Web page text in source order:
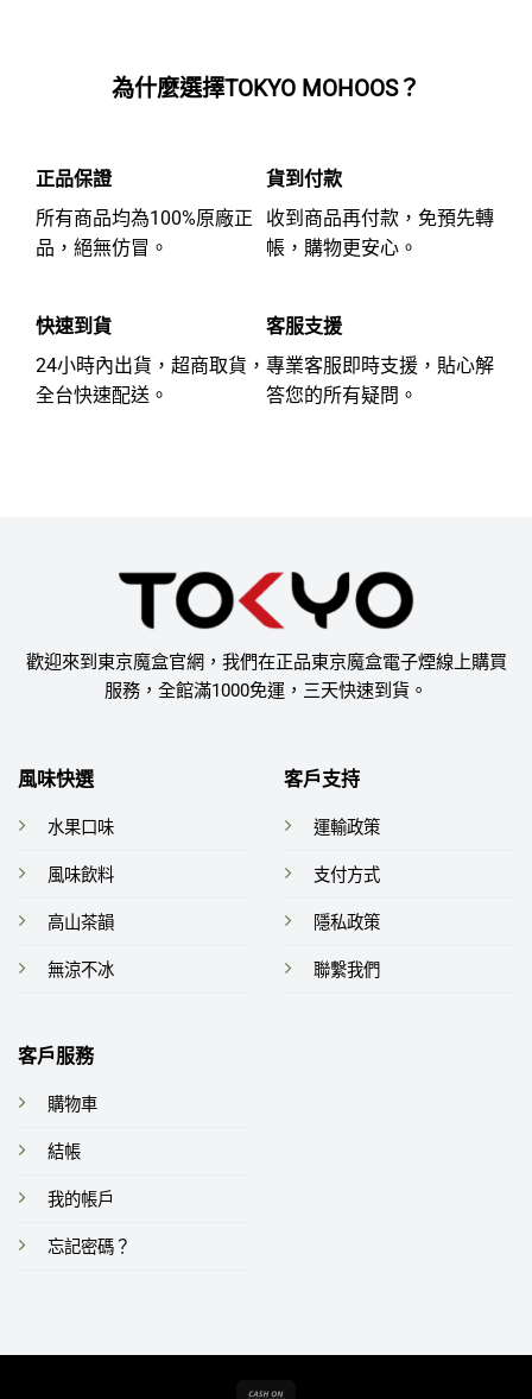
為什麼選擇TOKYO MOHOOS？
正品保證
所有商品均為100%原廠正
品，絕無仿冒。
貨到付款
收到商品再付款，免預先轉
帳，購物更安心。
快速到貨
24小時內出貨，超商取貨，
全台快速配送。
客服支援
專業客服即時支援，貼心解
答您的所有疑問。
歡迎來到東京魔盒官網，我們在正品東京魔盒電子煙線上購買
服務，全館滿1000免運，三天快速到貨。
風味快選
水果口味
風味飲料
高山茶韻
無涼不冰
客戶支持
運輸政策
支付方式
隱私政策
聯繫我們
客戶服務
購物車
結帳
我的帳戶
忘記密碼？